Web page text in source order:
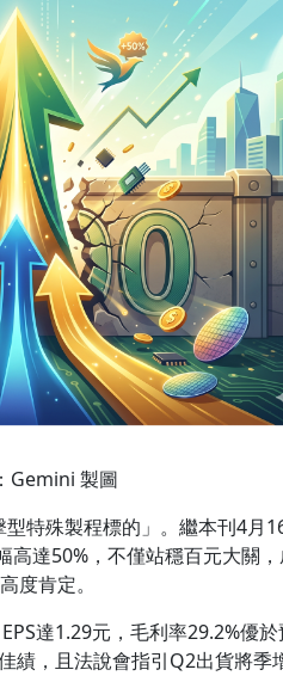
Gemini 製圖
特殊製程標的」。繼本刊4月
達50%，不僅站穩百元大關
度肯定。
達1.29元，毛利率29.2%優
，且法說會指引Q2出貨將季